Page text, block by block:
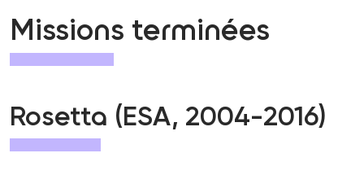
Missions terminées
Rosetta (ESA, 2004-2016)